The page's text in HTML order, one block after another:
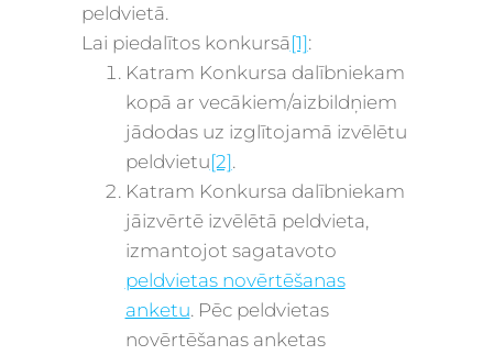
peldvietā.
Lai piedalītos konkursā[1]:
Katram Konkursa dalībniekam
kopā ar vecākiem/aizbildņiem
jādodas uz izglītojamā izvēlētu
peldvietu[2].
Katram Konkursa dalībniekam
jāizvērtē izvēlētā peldvieta,
izmantojot sagatavoto
peldvietas novērtēšanas
anketu. Pēc peldvietas
novērtēšanas anketas